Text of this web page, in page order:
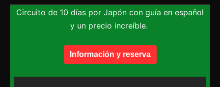
Circuito de 10 días por Japón con guía en español
y un precio increíble.
Información y reserva